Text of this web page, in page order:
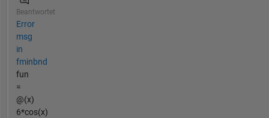
Beantwortet
Error
msg
in
fminbnd
fun
=
@(x)
6*cos(x)